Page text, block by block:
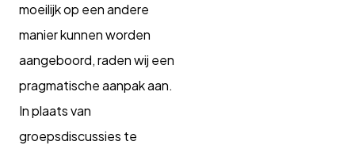
moeilijk op een andere
manier kunnen worden
aangeboord, raden wij een
pragmatische aanpak aan.
In plaats van
groepsdiscussies te